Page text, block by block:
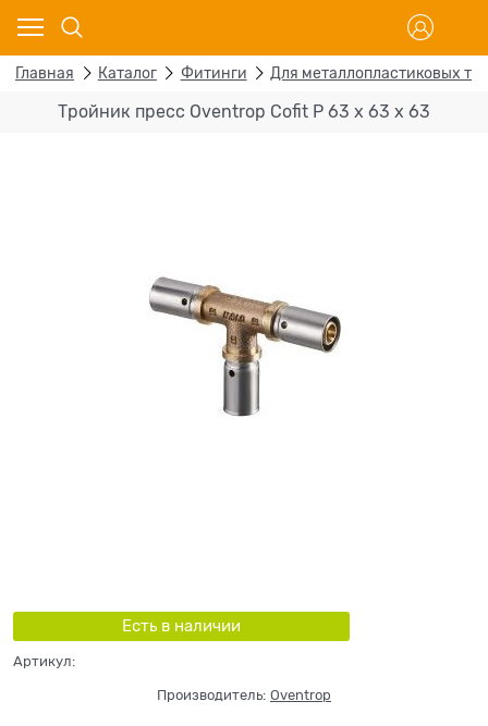
Главная Каталог Фитинги Для металлопластиковых
Тройник пресс Oventrop Cofit P 63 х 63 х 63
Есть в наличии
Артикул:
Производитель: Oventrop